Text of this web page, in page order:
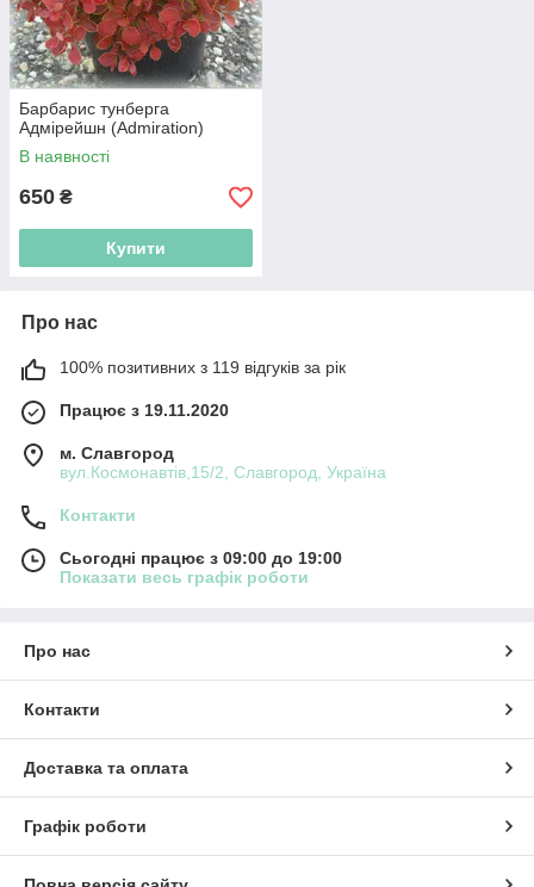
Барбарис тунберга
Адмірейшн (Admiration)
В наявності
650 ₴
Купити
Про нас
100% позитивних з 119 відгуків за рік
Працює з 19.11.2020
м. Славгород
вул.Космонавтів,15/2, Славгород, Україна
Контакти
Сьогодні працює з 09:00 до 19:00
Показати весь графік роботи
Про нас
Контакти
Доставка та оплата
Графік роботи